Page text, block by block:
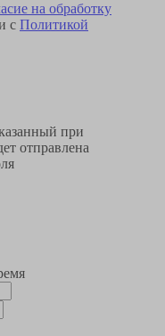
на обработку
с Политикой
при
отправлена